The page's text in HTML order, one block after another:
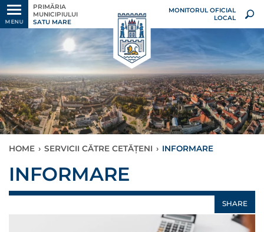
MENU
PRIMĂRIA
MUNICIPIULUI
SATU MARE
MONITORUL OFICIAL
LOCAL
HOME › SERVICII CĂTRE CETĂȚENI › INFORMARE
INFORMARE
SHARE